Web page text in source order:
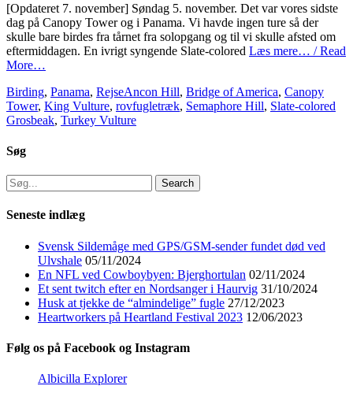
[Opdateret 7. november] Søndag 5. november. Det var vores sidste
dag på Canopy Tower og i Panama. Vi havde ingen ture så der
skulle bare birdes fra tårnet fra solopgang og til vi skulle afsted om
eftermiddagen. En ivrigt syngende Slate-colored Læs mere… / Read
More…
Categories
Birding, Panama, RejseTags
Ancon Hill, Bridge of America, Canopy
Tower, King Vulture, rovfugletræk, Semaphore Hill, Slate-colored
Grosbeak, Turkey Vulture
Søg
Search
for:
Seneste indlæg
Svensk Sildemåge med GPS/GSM-sender fundet død ved
Ulvshale 05/11/2024
En NFL ved Cowboybyen: Bjerghortulan 02/11/2024
Et sent twitch efter en Nordsanger i Haurvig 31/10/2024
Husk at tjekke de “almindelige” fugle 27/12/2023
Heartworkers på Heartland Festival 2023 12/06/2023
Følg os på Facebook og Instagram
Albicilla Explorer